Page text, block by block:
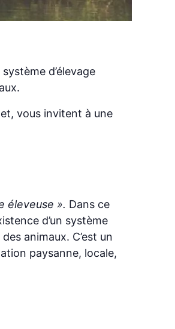
d’élevage
vous invitent à une
éleveuse ». Dans ce
d’un système
animaux. C’est un
paysanne, locale,